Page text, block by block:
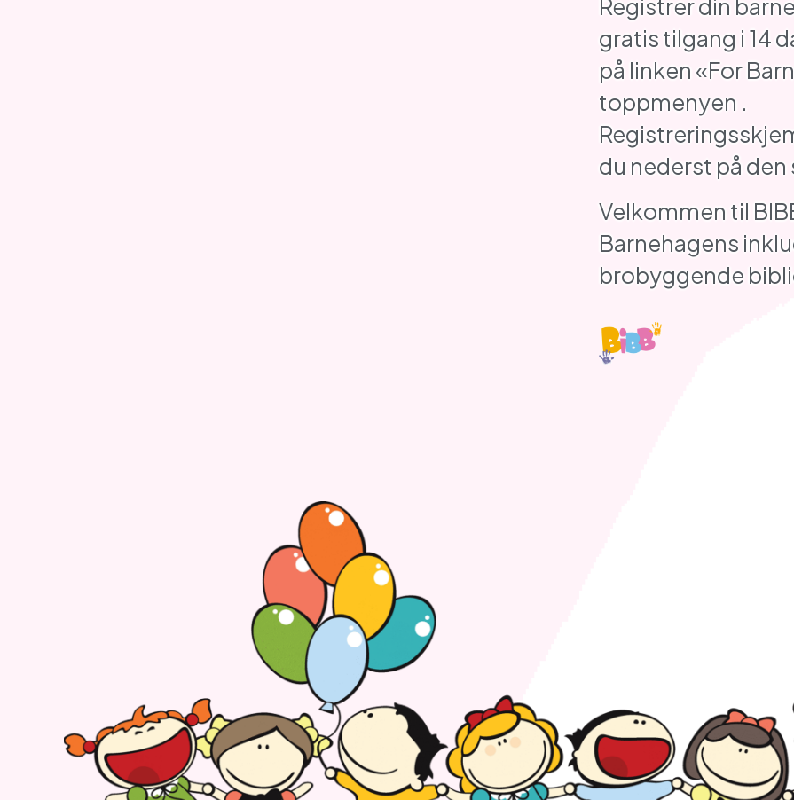
Registrer din
gratis tilgang i 14
på linken «For
toppmenyen .
du nederst på den
Velkommen til
Barnehagens
brobyggende